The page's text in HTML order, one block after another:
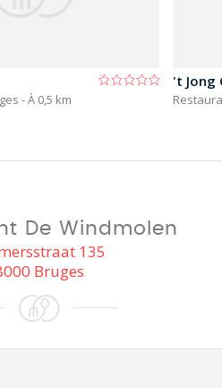
- À 0,5 km
't Jong
De Windmolen
135
Bruges